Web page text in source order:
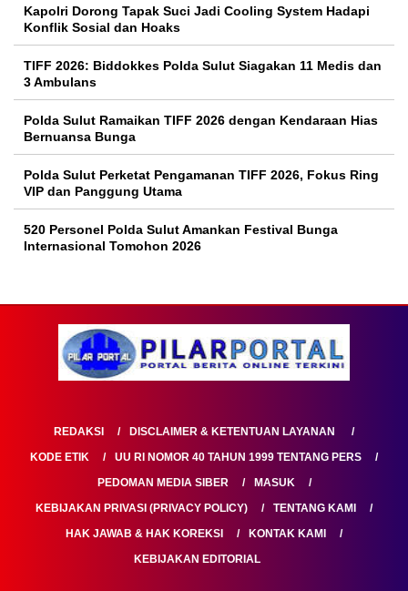
Kapolri Dorong Tapak Suci Jadi Cooling System Hadapi
Konflik Sosial dan Hoaks
TIFF 2026: Biddokkes Polda Sulut Siagakan 11 Medis dan
3 Ambulans
Polda Sulut Ramaikan TIFF 2026 dengan Kendaraan Hias
Bernuansa Bunga
Polda Sulut Perketat Pengamanan TIFF 2026, Fokus Ring
VIP dan Panggung Utama
520 Personel Polda Sulut Amankan Festival Bunga
Internasional Tomohon 2026
REDAKSI
DISCLAIMER & KETENTUAN LAYANAN
KODE ETIK
UU RI NOMOR 40 TAHUN 1999 TENTANG PERS
PEDOMAN MEDIA SIBER
MASUK
KEBIJAKAN PRIVASI (PRIVACY POLICY)
TENTANG KAMI
HAK JAWAB & HAK KOREKSI
KONTAK KAMI
KEBIJAKAN EDITORIAL